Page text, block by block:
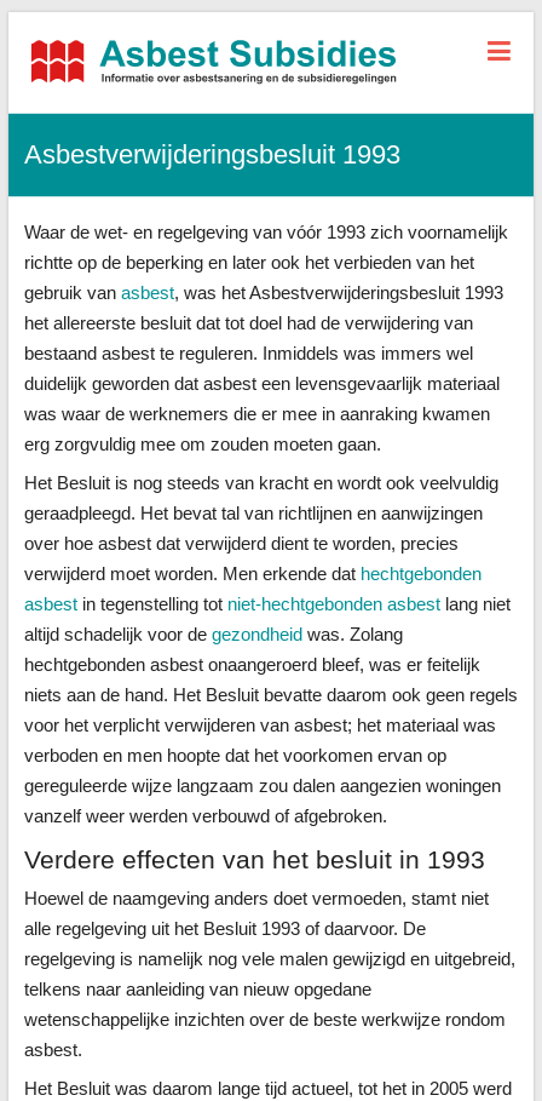
Asbest-
Alle
sanering
+
Asbestverwijderingsbesluit 1993
Waar de wet- en regelgeving van vóór 1993 zich voornamelijk
richtte op de beperking en later ook het verbieden van het
gebruik van asbest, was het Asbestverwijderingsbesluit 1993
het allereerste besluit dat tot doel had de verwijdering van
bestaand asbest te reguleren. Inmiddels was immers wel
duidelijk geworden dat asbest een levensgevaarlijk materiaal
was waar de werknemers die er mee in aanraking kwamen
erg zorgvuldig mee om zouden moeten gaan.
Het Besluit is nog steeds van kracht en wordt ook veelvuldig
geraadpleegd. Het bevat tal van richtlijnen en aanwijzingen
over hoe asbest dat verwijderd dient te worden, precies
verwijderd moet worden. Men erkende dat hechtgebonden
asbestin tegenstelling tot niet-hechtgebonden asbestlang niet
altijd schadelijk voor de gezondheidwas. Zolang
hechtgebonden asbest onaangeroerd bleef, was er feitelijk
niets aan de hand. Het Besluit bevatte daarom ook geen regels
voor het verplicht verwijderen van asbest; het materiaal was
verboden en men hoopte dat het voorkomen ervan op
gereguleerde wijze langzaam zou dalen aangezien woningen
vanzelf weer werden verbouwd of afgebroken.
Verdere effecten van het besluit in 1993
Hoewel de naamgeving anders doet vermoeden, stamt niet
alle regelgeving uit het Besluit 1993 of daarvoor. De
regelgeving is namelijk nog vele malen gewijzigd en uitgebreid,
telkens naar aanleiding van nieuw opgedane
wetenschappelijke inzichten over de beste werkwijze rondom
asbest.
Het Besluit was daarom lange tijd actueel, tot het in 2005 werd